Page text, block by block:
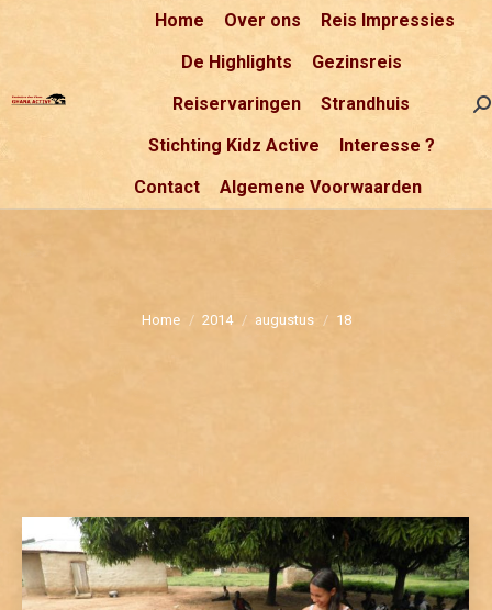
Home Over ons
Reis Impressies
De Highlights
Gezinsreis
Reiservaringen
Strandhuis
Stichting Kidz Active
Interesse ?
Contact
Algemene Voorwaarden
Je bent hier:
Home 2014 augustus 18